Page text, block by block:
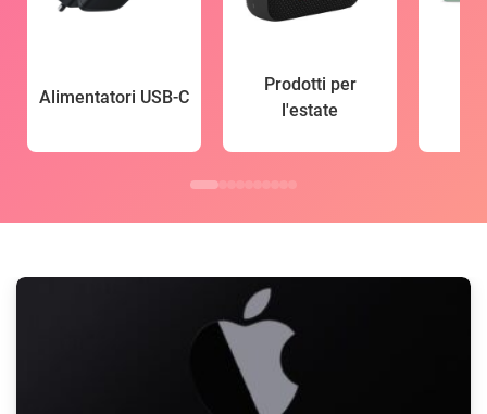
Alimentatori USB-C
Prodotti per
l'estate